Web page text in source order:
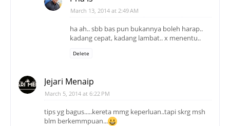
March 13, 2014 at 2:49 AM
ha ah.. sbb bas pun bukannya boleh harap..
kadang cepat, kadang lambat.. x menentu..
Delete
Jejari Menaip
March 5, 2014 at 6:22 PM
tips yg bagus.....kereta mmg keperluan..tapi skrg msh
blm berkemmpuan...